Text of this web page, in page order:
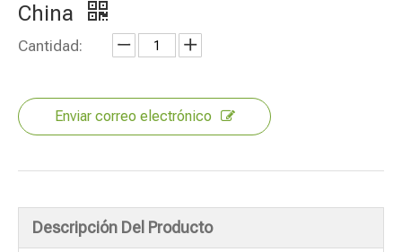
China
Cantidad:
Enviar correo electrónico
Descripción Del Producto